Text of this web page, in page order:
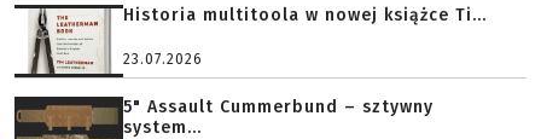
Historia multitoola w nowej książce Ti...
23.07.2026
5" Assault Cummerbund – sztywny
system...